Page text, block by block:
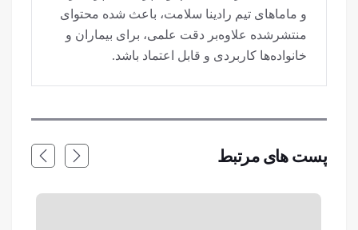
و ماماهای تیم رادینا سلامت، باعث شده محتوای
منتشرشده علاوه‌بر دقت علمی، برای بیماران و
خانواده‌ها کاربردی و قابل اعتماد باشد.
پست های مرتبط